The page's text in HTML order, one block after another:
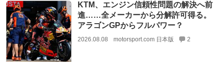
KTM、エンジン信頼性問題の解決へ前
進……全メーカーから分解許可得る。
アラゴンGPからフルパワー？
2026.08.08 motorsport.com 日本版 2